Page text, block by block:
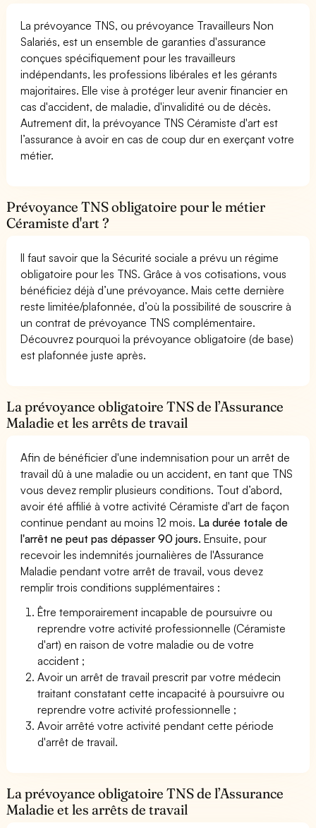
La prévoyance TNS, ou prévoyance Travailleurs Non
Salariés, est un ensemble de garanties d'assurance
conçues spécifiquement pour les travailleurs
indépendants, les professions libérales et les gérants
majoritaires. Elle vise à protéger leur avenir financier en
cas d'accident, de maladie, d'invalidité ou de décès.
Autrement dit, la prévoyance TNS Céramiste d'art est
l’assurance à avoir en cas de coup dur en exerçant votre
métier.
Prévoyance TNS obligatoire pour le métier
Céramiste d'art ?
Il faut savoir que la Sécurité sociale a prévu un régime
obligatoire pour les TNS. Grâce à vos cotisations, vous
bénéficiez déjà d’une prévoyance. Mais cette dernière
reste limitée/plafonnée, d’où la possibilité de souscrire à
un contrat de prévoyance TNS complémentaire.
Découvrez pourquoi la prévoyance obligatoire (de base)
est plafonnée juste après.
La prévoyance obligatoire TNS de l’Assurance
Maladie et les arrêts de travail
Afin de bénéficier d'une indemnisation pour un arrêt de
travail dû à une maladie ou un accident, en tant que TNS
vous devez remplir plusieurs conditions. Tout d’abord,
avoir été affilié à votre activité Céramiste d'art de façon
continue pendant au moins 12 mois. La durée totale de
l'arrêt ne peut pas dépasser 90 jours. Ensuite, pour
recevoir les indemnités journalières de l'Assurance
Maladie pendant votre arrêt de travail, vous devez
remplir trois conditions supplémentaires :
Être temporairement incapable de poursuivre ou
reprendre votre activité professionnelle (Céramiste
d'art) en raison de votre maladie ou de votre
accident ;
Avoir un arrêt de travail prescrit par votre médecin
traitant constatant cette incapacité à poursuivre ou
reprendre votre activité professionnelle ;
Avoir arrêté votre activité pendant cette période
d'arrêt de travail.
La prévoyance obligatoire TNS de l’Assurance
Maladie et les arrêts de travail